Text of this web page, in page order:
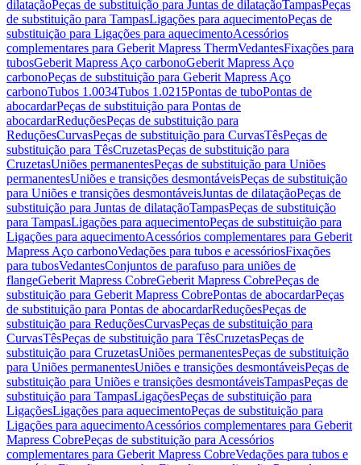
dilataçãoPeças de substituição para Juntas de dilataçãoTampasPeças
de substituição para TampasLigações para aquecimentoPeças de
substituição para Ligações para aquecimentoAcessórios
complementares para Geberit Mapress ThermVedantesFixações para
tubosGeberit Mapress Aço carbonoGeberit Mapress Aço
carbonoPeças de substituição para Geberit Mapress Aço
carbonoTubos 1.0034Tubos 1.0215Pontas de tuboPontas de
abocardarPeças de substituição para Pontas de
abocardarReduçõesPeças de substituição para
ReduçõesCurvasPeças de substituição para CurvasTêsPeças de
substituição para TêsCruzetasPeças de substituição para
CruzetasUniões permanentesPeças de substituição para Uniões
permanentesUniões e transições desmontáveisPeças de substituição
para Uniões e transições desmontáveisJuntas de dilataçãoPeças de
substituição para Juntas de dilataçãoTampasPeças de substituição
para TampasLigações para aquecimentoPeças de substituição para
Ligações para aquecimentoAcessórios complementares para Geberit
Mapress Aço carbonoVedações para tubos e acessóriosFixações
para tubosVedantesConjuntos de parafuso para uniões de
flangeGeberit Mapress CobreGeberit Mapress CobrePeças de
substituição para Geberit Mapress CobrePontas de abocardarPeças
de substituição para Pontas de abocardarReduçõesPeças de
substituição para ReduçõesCurvasPeças de substituição para
CurvasTêsPeças de substituição para TêsCruzetasPeças de
substituição para CruzetasUniões permanentesPeças de substituição
para Uniões permanentesUniões e transições desmontáveisPeças de
substituição para Uniões e transições desmontáveisTampasPeças de
substituição para TampasLigaçõesPeças de substituição para
LigaçõesLigações para aquecimentoPeças de substituição para
Ligações para aquecimentoAcessórios complementares para Geberit
Mapress CobrePeças de substituição para Acessórios
complementares para Geberit Mapress CobreVedações para tubos e